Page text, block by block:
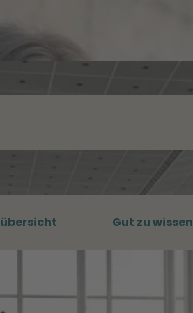
Gut zu wissen